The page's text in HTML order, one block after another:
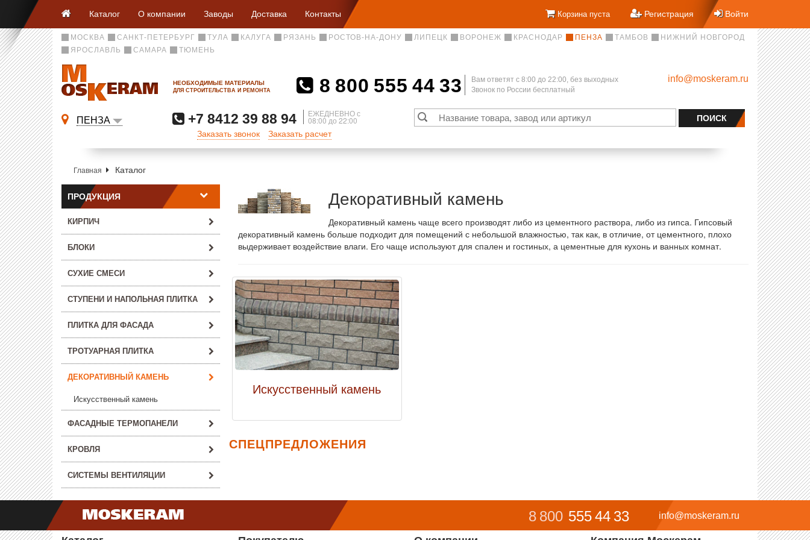
Каталог О компании Заводы Доставка Контакты Корзина пуста Регистрация Войти
МОСКВА САНКТ-ПЕТЕРБУРГ ТУЛА КАЛУГА РЯЗАНЬ РОСТОВ-НА-ДОНУ ЛИПЕЦК ВОРОНЕЖ КРАСНОДАР ПЕНЗА ТАМБОВ
НИЖНИЙ НОВГОРОД
ЯРОСЛАВЛЬ
САМАРА ТЮМЕНЬ
НЕОБХОДИМЫЕ МАТЕРИАЛЫ
ДЛЯ СТРОИТЕЛЬСТВА И РЕМОНТА 8 800 555 44 33
Вам ответят c 8:00 до 22:00, без выходных
Звонок по России бесплатный
info@moskeram.ru
ПЕНЗА +7 8412 39 88 94 ЕЖЕДНЕВНО с
08:00 до 22:00
Заказать звонок Заказать расчет
Главная Каталог
ПРОДУКЦИЯ
КИРПИЧ
БЛОКИ
СУХИЕ СМЕСИ
СТУПЕНИ И НАПОЛЬНАЯ ПЛИТКА
ПЛИТКА ДЛЯ ФАСАДА
ТРОТУАРНАЯ ПЛИТКА
ДЕКОРАТИВНЫЙ КАМЕНЬ
Искусственный камень
ФАСАДНЫЕ ТЕРМОПАНЕЛИ
КРОВЛЯ
СИСТЕМЫ ВЕНТИЛЯЦИИ
Декоративный камень
Декоративный камень чаще всего производят либо из цементного раствора, либо из гипса. Гипсовый
декоративный камень больше подходит для помещений с небольшой влажностью, так как, в отличие, от цементного, плохо
выдерживает воздействие влаги. Его чаще используют для спален и гостиных, а цементные для кухонь и ванных комнат.
Искусственный камень
СПЕЦПРЕДЛОЖЕНИЯ
info@moskeram.ru
8 800 555 44 33